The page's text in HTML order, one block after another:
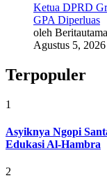
Ketua DPRD
GPA Diperluas
oleh
Agustus 5, 2026
Terpopuler
1
Asyiknya Ngopi
Edukasi Al-Hambra
2